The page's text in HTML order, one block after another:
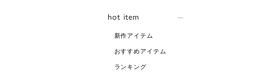
hot item
新作アイテム
おすすめアイテム
ランキング